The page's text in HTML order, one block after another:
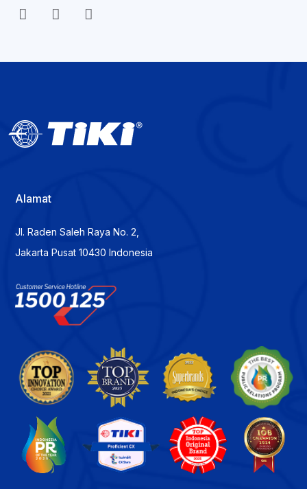
Alamat
Jl. Raden Saleh Raya No. 2,
Jakarta Pusat 10430 Indonesia